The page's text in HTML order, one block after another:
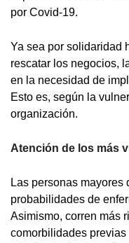
por Covid-19.
Ya sea por solidaridad
rescatar los negocios,
en la necesidad de
Esto es, según la
organización.
Atención de los más
Las personas mayores
probabilidades de
Asimismo, corren más
comorbilidades